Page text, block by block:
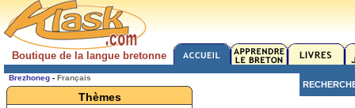
Boutique de la langue bretonne
Brezhoneg - Français
Thèmes